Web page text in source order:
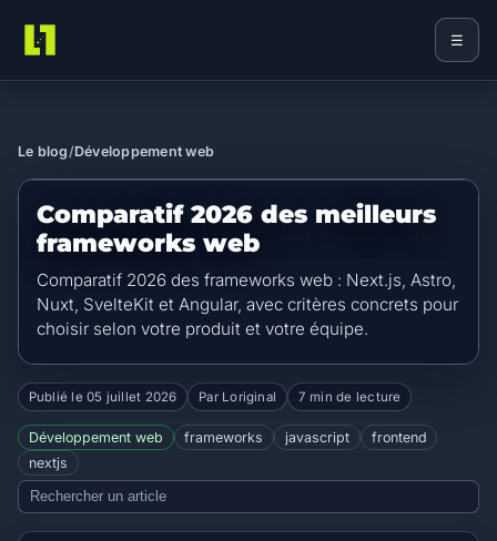
Loriginal ☰
Le blog /Développement web
Comparatif 2026 des meilleurs
frameworks web
Comparatif 2026 des frameworks web : Next.js, Astro,
Nuxt, SvelteKit et Angular, avec critères concrets pour
choisir selon votre produit et votre équipe.
Publié le 05 juillet 2026 Par Loriginal 7 min de lecture
Développement web frameworks javascript
frontend
nextjs